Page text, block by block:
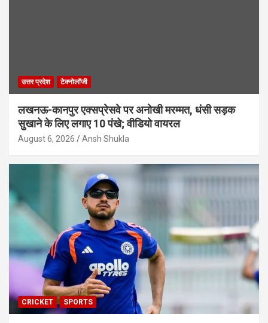
उत्तर प्रदेश टेक्नोलॉजी
लखनऊ-कानपुर एक्सप्रेसवे पर अनोखी मरम्मत, धंसी सड़क
सुखाने के लिए लगाए 10 पंखे; वीडियो वायरल
August 6, 2026 Ansh Shukla
CRICKET SPORTS